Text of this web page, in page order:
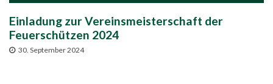
Einladung zur Vereinsmeisterschaft der
Feuerschützen 2024
30. September 2024